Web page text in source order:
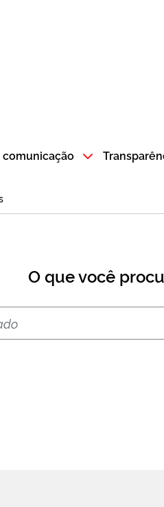
GOV BR direciona para a página
comunicação
O que você